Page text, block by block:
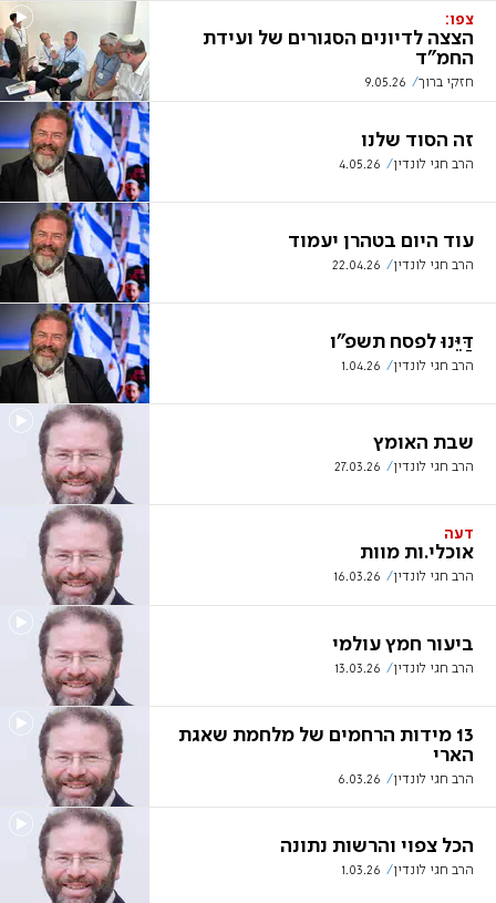
צפו:
הצצה לדיונים הסגורים של ועידת
החמ"ד
חזקי ברוך 9.05.26
זה הסוד שלנו
הרב חגי לונדין 4.05.26
עוד היום בטהרן יעמוד
הרב חגי לונדין 22.04.26
דַּיֵּנוּ לפסח תשפ"ו
הרב חגי לונדין 1.04.26
שבת האומץ
הרב חגי לונדין 27.03.26
דעה
אוכלי.ות מוות
הרב חגי לונדין 16.03.26
ביעור חמץ עולמי
הרב חגי לונדין 13.03.26
13 מידות הרחמים של מלחמת שאגת
הארי
הרב חגי לונדין 6.03.26
הכל צפוי והרשות נתונה
הרב חגי לונדין 1.03.26